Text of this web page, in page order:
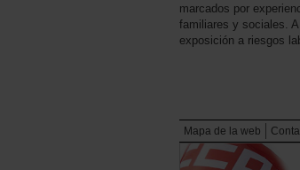
marcados por
familiares y sociales.
exposición a riesgos
Mapa de la web